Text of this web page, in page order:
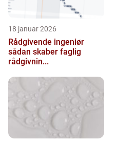
18 januar 2026
Rådgivende ingeniør
sådan skaber faglig
rådgivnin...